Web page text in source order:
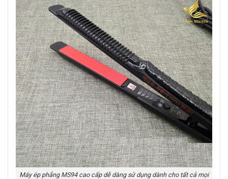
Máy ép phẳng MS94 cao cấp dễ dàng sử dụng dành cho tất cả mọi